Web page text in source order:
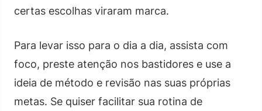
certas escolhas viraram marca.
Para levar isso para o dia a dia, assista com
foco, preste atenção nos bastidores e use a
ideia de método e revisão nas suas próprias
metas. Se quiser facilitar sua rotina de